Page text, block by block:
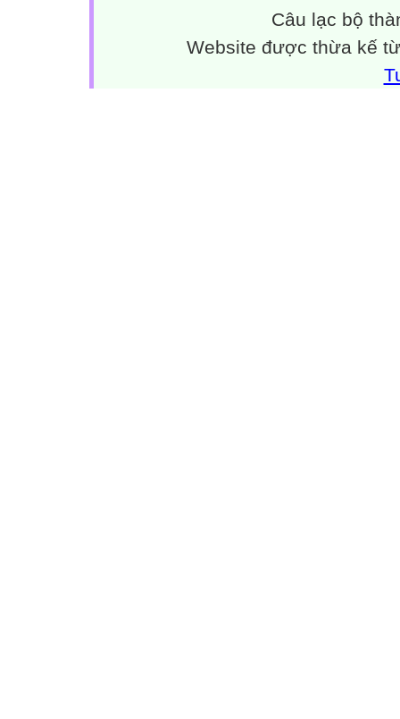
Câu lạc bộ
Website được thừa kế